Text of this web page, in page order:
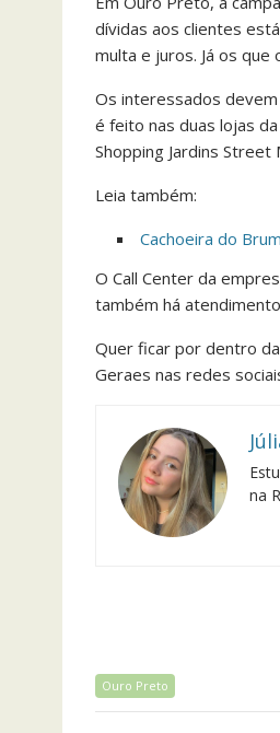
dívidas aos clientes
multa e juros. Já os
Os interessados
é feito nas duas lojas
Shopping Jardins
Leia também:
Cachoeira do
O Call Center da
também há
Quer ficar por dentro
Geraes nas redes
na
Ouro Preto